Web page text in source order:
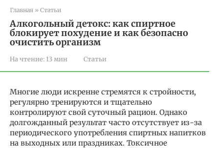
Главная » Статьи
Алкогольный детокс: как спиртное
блокирует похудение и как безопасно
очистить организм
На чтение: 13 мин Статьи
Многие люди искренне стремятся к стройности,
регулярно тренируются и тщательно
контролируют свой суточный рацион. Однако
долгожданный результат часто отсутствует из-за
периодического употребления спиртных напитков
на выходных или праздниках. Токсичное